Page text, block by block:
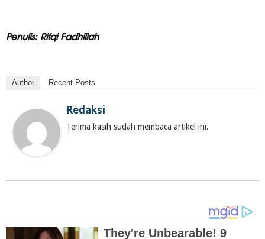
Penulis: Rifqi Fadhillah
Author Recent Posts
Redaksi
Terima kasih sudah membaca artikel ini.